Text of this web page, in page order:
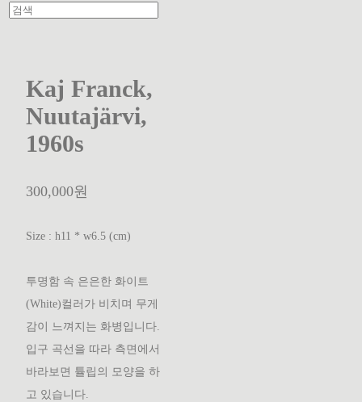
Kaj Franck,
Nuutajärvi,
1960s
300,000원
Size : h11 * w6.5 (cm)
투명함 속 은은한 화이트
(White)컬러가 비치며 무게
감이 느껴지는 화병입니다.
입구 곡선을 따라 측면에서
바라보면 튤립의 모양을 하
고 있습니다.